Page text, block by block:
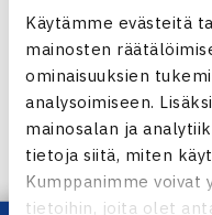
Käytämme evästeitä
mainosten
ominaisuuksien
analysoimiseen.
mainosalan ja
tietoja siitä, miten
Kumppanimme voivat
tietoihin, joita olet
suomalaispelaaja hävisi
ottelunsa tiukasti
vielä nelinpelissä.
Stella Remander on
ITF-kiertueella.
massakentillä